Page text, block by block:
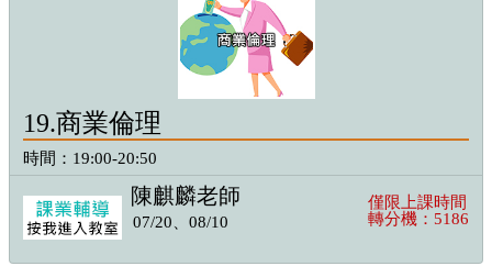
19.商業倫理
時間：19:00-20:50
陳麒麟老師
僅限上課時間
轉分機：5186
07/20、08/10